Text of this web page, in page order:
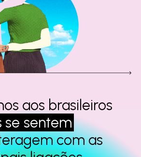
aos brasileiros
se sentem
com as